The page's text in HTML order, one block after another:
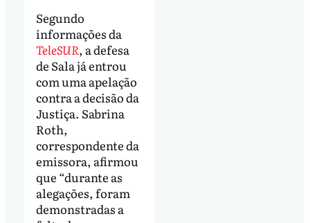
Segundo
informações da
TeleSUR, a defesa
de Sala já entrou
com uma apelação
contra a decisão da
Justiça. Sabrina
Roth,
correspondente da
emissora, afirmou
que “durante as
alegações, foram
demonstradas a